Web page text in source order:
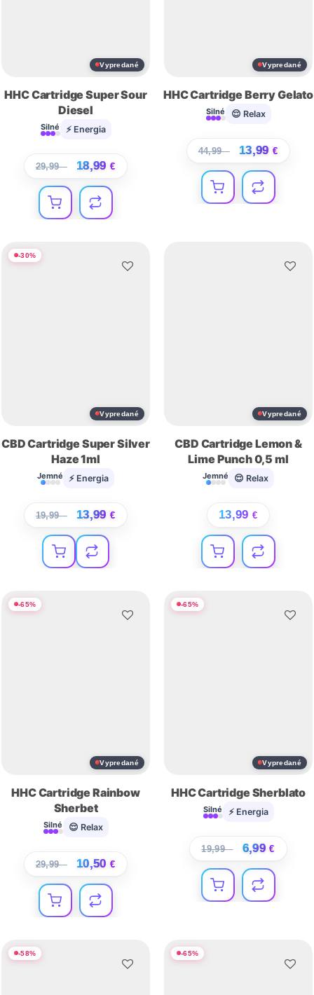
Vypredané
HHC Cartridge Super Sour
Diesel
Silné ⚡ Energia
29,99€ 18,99 €
Vypredané
HHC Cartridge Berry Gelato
Silné 😌 Relax
44,99€ 13,99 €
-30%
Vypredané
CBD Cartridge Super Silver
Haze 1ml
Jemné ⚡ Energia
19,99€ 13,99 €
Vypredané
CBD Cartridge Lemon &
Lime Punch 0,5 ml
Jemné 😌 Relax
13,99 €
-65%
Vypredané
HHC Cartridge Rainbow
Sherbet
Silné 😌 Relax
29,99€ 10,50 €
-65%
Vypredané
HHC Cartridge Sherblato
Silné ⚡ Energia
19,99€ 6,99€
-58% -65%